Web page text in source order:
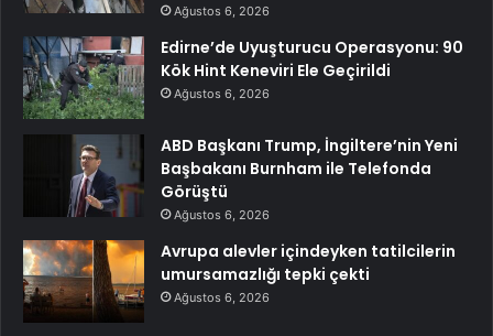
Ağustos 6, 2026
Edirne’de Uyuşturucu Operasyonu: 90
Kök Hint Keneviri Ele Geçirildi
Ağustos 6, 2026
ABD Başkanı Trump, İngiltere’nin Yeni
Başbakanı Burnham ile Telefonda
Görüştü
Ağustos 6, 2026
Avrupa alevler içindeyken tatilcilerin
umursamazlığı tepki çekti
Ağustos 6, 2026